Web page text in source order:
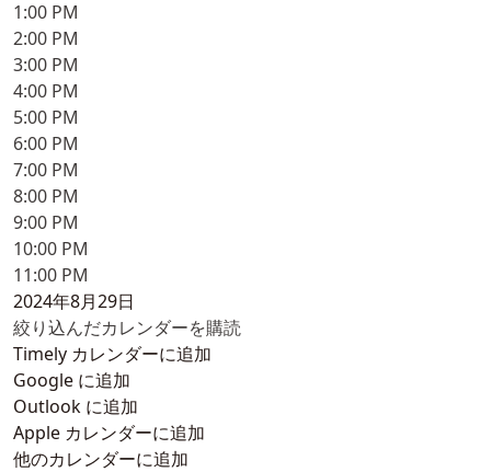
1:00 PM
2:00 PM
3:00 PM
4:00 PM
5:00 PM
6:00 PM
7:00 PM
8:00 PM
9:00 PM
10:00 PM
11:00 PM
2024年8月29日
絞り込んだカレンダーを購読
Timely カレンダーに追加
Google に追加
Outlook に追加
Apple カレンダーに追加
他のカレンダーに追加